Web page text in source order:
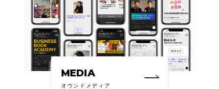
MEDIA
オウンドメディア